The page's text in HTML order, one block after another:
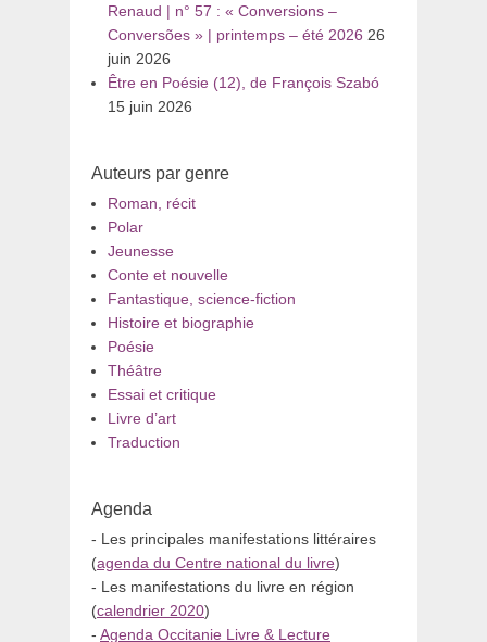
Renaud | n° 57 : « Conversions –
Conversões » | printemps – été 2026 26
juin 2026
Être en Poésie (12), de François Szabó
15 juin 2026
Auteurs par genre
Roman, récit
Polar
Jeunesse
Conte et nouvelle
Fantastique, science-fiction
Histoire et biographie
Poésie
Théâtre
Essai et critique
Livre d’art
Traduction
Agenda
- Les principales manifestations littéraires
(agenda du Centre national du livre)
- Les manifestations du livre en région
(calendrier 2020)
- Agenda Occitanie Livre & Lecture